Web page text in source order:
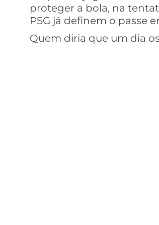
proteger a bola, na
PSG já definem o passe
Quem diria que um dia